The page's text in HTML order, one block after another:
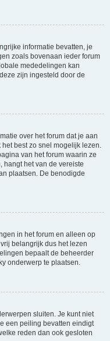
informatie bevatten, je
zoals bovenaan ieder forum
mededelingen kan
zijn ingesteld door de
over het forum dat je aan
best zo snel mogelijk lezen.
van het forum waarin ze
hangt het van de vereiste
plaatsen. De benodigde
in het forum en alleen op
belangrijk dus het lezen
bepaalt de beheerder
onderwerp te plaatsen.
sluiten. Je kunt niet
een peiling bevatten eindigt
reden dan ook gesloten